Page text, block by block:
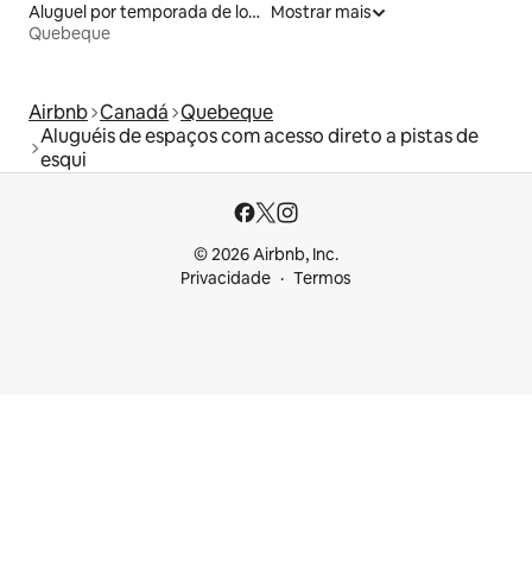
Aluguel por temporada de lofts
Quebeque
Mostrar mais
Airbnb Canadá Quebeque
Aluguéis de espaços com acesso direto a pistas de
esqui
© 2026 Airbnb, Inc.
Privacidade
Termos